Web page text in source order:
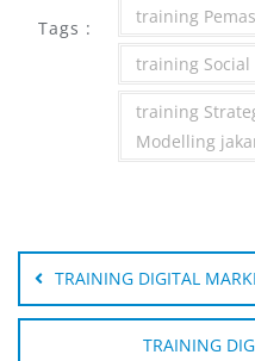
Tags :
training
training
training
Modelling
Post
navigation
TRAINING DIGITAL
TRAINING